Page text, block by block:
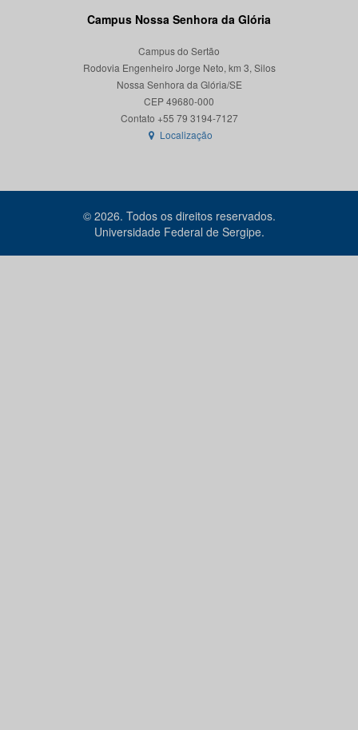
Campus Nossa Senhora da Glória
Campus do Sertão
Rodovia Engenheiro Jorge Neto, km 3, Silos
Nossa Senhora da Glória/SE
CEP 49680-000
Contato +55 79 3194-7127
Localização
© 2026. Todos os direitos reservados.
Universidade Federal de Sergipe.